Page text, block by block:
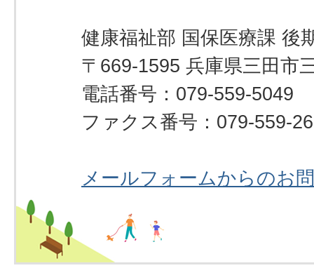
健康福祉部 国保医療課 後
〒669-1595 兵庫県三田市
電話番号：079-559-5049
ファクス番号：079-559-
メールフォームからのお